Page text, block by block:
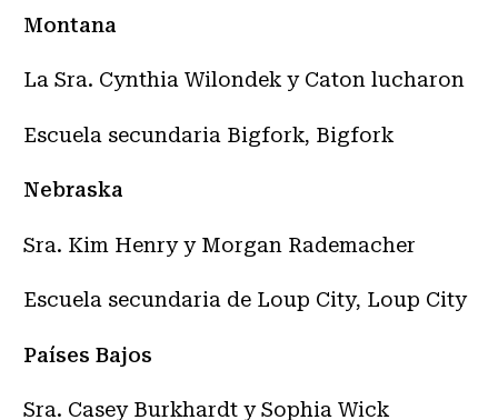
Montana
La Sra. Cynthia Wilondek y Caton lucharon
Escuela secundaria Bigfork, Bigfork
Nebraska
Sra. Kim Henry y Morgan Rademacher
Escuela secundaria de Loup City, Loup City
Países Bajos
Sra. Casey Burkhardt y Sophia Wick